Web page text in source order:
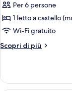
foto
per
The
Burrow
(Windowless)
Per 6 persone
1 letto a castello
Wi-Fi gratuito
Scopri di più
Altri
Burrow